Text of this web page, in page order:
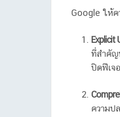
Google ให้ค
Explicit
ที่สำคัญ
ปิดฟีเจ
ความป